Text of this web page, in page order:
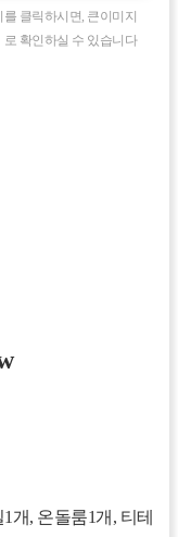
클릭하시면, 큰이미지
로 확인하실 수 있습니다
개, 온돌룸1개, 티테